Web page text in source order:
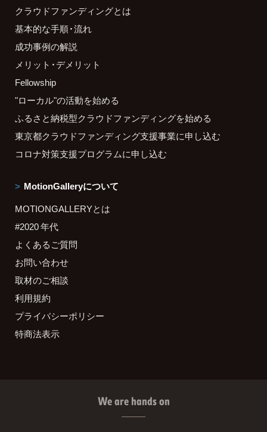
クラウドファンディングとは
基本的な手順・流れ
成功事例の解説
メリット・デメリット
Fellowship
"ローカル"の活動を始める
ふるさと納税型クラウドファンディングを始める
東京都クラウドファンディング支援事業に申し込む
コロナ対策支援プログラムに申し込む
MotionGalleryについて
MOTIONGALLERYとは
#2020 年代
よくあるご質問
お問い合わせ
取材のご相談
利用規約
プライバシーポリシー
特商法表示
We are hands on